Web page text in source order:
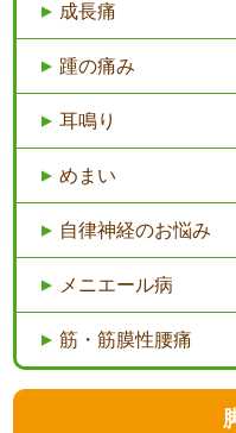
成長痛
踵の痛み
耳鳴り
めまい
自律神経のお悩み
メニエール病
筋・筋膜性腰痛